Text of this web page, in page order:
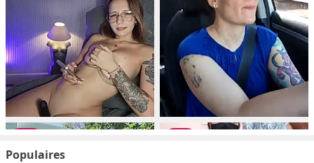
Populaires